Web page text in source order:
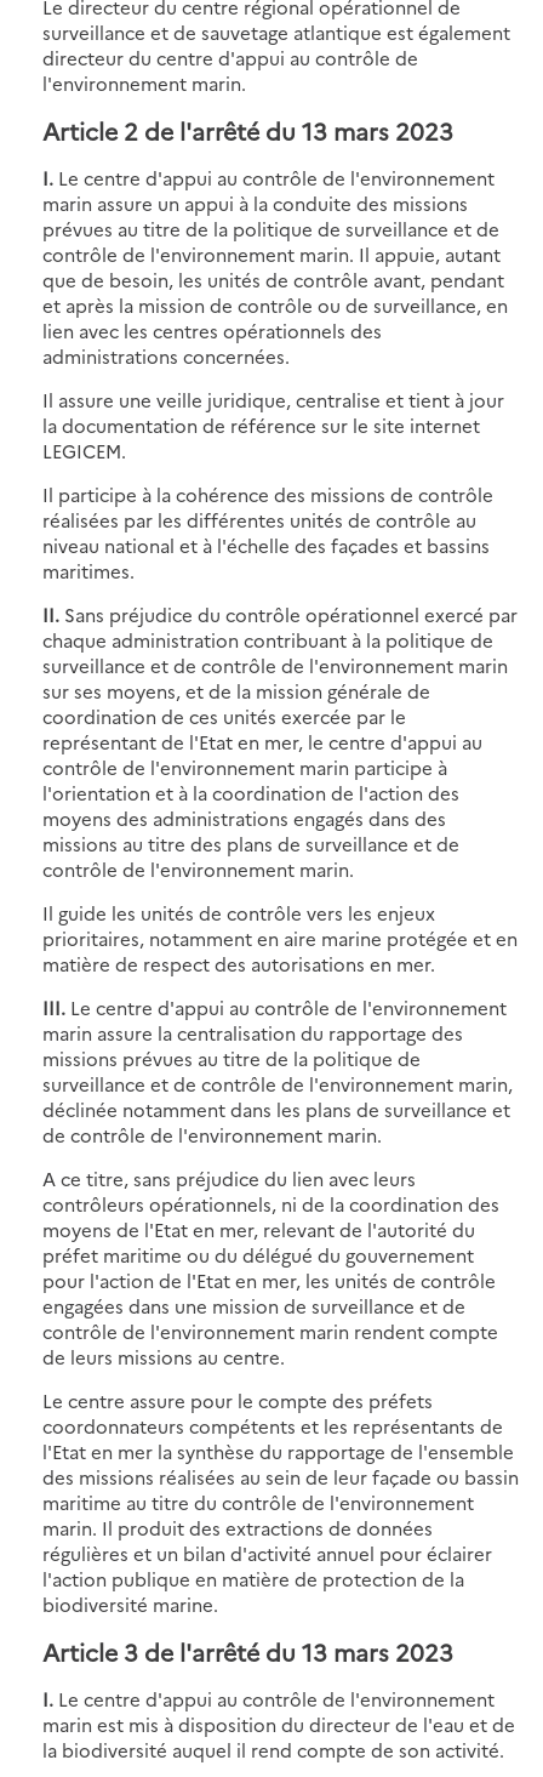
Le directeur du centre régional opérationnel de
surveillance et de sauvetage atlantique est également
directeur du centre d'appui au contrôle de
l'environnement marin.
Article 2 de l'arrêté du 13 mars 2023
I. Le centre d'appui au contrôle de l'environnement
marin assure un appui à la conduite des missions
prévues au titre de la politique de surveillance et de
contrôle de l'environnement marin. Il appuie, autant
que de besoin, les unités de contrôle avant, pendant
et après la mission de contrôle ou de surveillance, en
lien avec les centres opérationnels des
administrations concernées.
Il assure une veille juridique, centralise et tient à jour
la documentation de référence sur le site internet
LEGICEM.
Il participe à la cohérence des missions de contrôle
réalisées par les différentes unités de contrôle au
niveau national et à l'échelle des façades et bassins
maritimes.
II. Sans préjudice du contrôle opérationnel exercé par
chaque administration contribuant à la politique de
surveillance et de contrôle de l'environnement marin
sur ses moyens, et de la mission générale de
coordination de ces unités exercée par le
représentant de l'Etat en mer, le centre d'appui au
contrôle de l'environnement marin participe à
l'orientation et à la coordination de l'action des
moyens des administrations engagés dans des
missions au titre des plans de surveillance et de
contrôle de l'environnement marin.
Il guide les unités de contrôle vers les enjeux
prioritaires, notamment en aire marine protégée et en
matière de respect des autorisations en mer.
III. Le centre d'appui au contrôle de l'environnement
marin assure la centralisation du rapportage des
missions prévues au titre de la politique de
surveillance et de contrôle de l'environnement marin,
déclinée notamment dans les plans de surveillance et
de contrôle de l'environnement marin.
A ce titre, sans préjudice du lien avec leurs
contrôleurs opérationnels, ni de la coordination des
moyens de l'Etat en mer, relevant de l'autorité du
préfet maritime ou du délégué du gouvernement
pour l'action de l'Etat en mer, les unités de contrôle
engagées dans une mission de surveillance et de
contrôle de l'environnement marin rendent compte
de leurs missions au centre.
Le centre assure pour le compte des préfets
coordonnateurs compétents et les représentants de
l'Etat en mer la synthèse du rapportage de l'ensemble
des missions réalisées au sein de leur façade ou bassin
maritime au titre du contrôle de l'environnement
marin. Il produit des extractions de données
régulières et un bilan d'activité annuel pour éclairer
l'action publique en matière de protection de la
biodiversité marine.
Article 3 de l'arrêté du 13 mars 2023
I. Le centre d'appui au contrôle de l'environnement
marin est mis à disposition du directeur de l'eau et de
la biodiversité auquel il rend compte de son activité.